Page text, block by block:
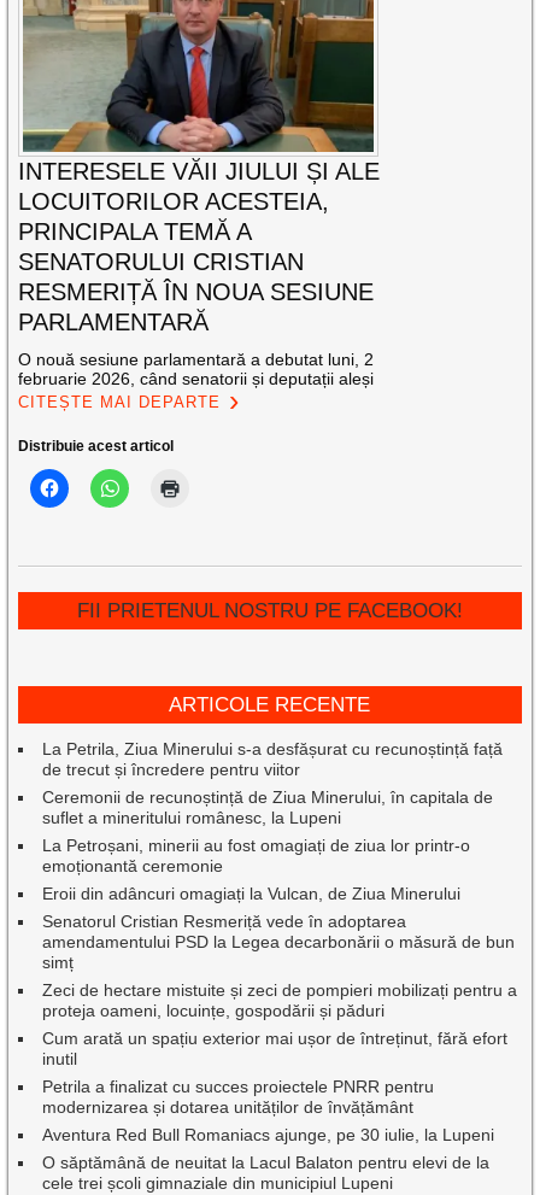
INTERESELE VĂII JIULUI ȘI ALE
LOCUITORILOR ACESTEIA,
PRINCIPALA TEMĂ A
SENATORULUI CRISTIAN
RESMERIȚĂ ÎN NOUA SESIUNE
PARLAMENTARĂ
O nouă sesiune parlamentară a debutat luni, 2
februarie 2026, când senatorii și deputații aleși
CITEȘTE MAI DEPARTE
Distribuie acest articol
FII PRIETENUL NOSTRU PE FACEBOOK!
ARTICOLE RECENTE
La Petrila, Ziua Minerului s-a desfășurat cu recunoștință față
de trecut și încredere pentru viitor
Ceremonii de recunoștință de Ziua Minerului, în capitala de
suflet a mineritului românesc, la Lupeni
La Petroșani, minerii au fost omagiați de ziua lor printr-o
emoționantă ceremonie
Eroii din adâncuri omagiați la Vulcan, de Ziua Minerului
Senatorul Cristian Resmeriță vede în adoptarea
amendamentului PSD la Legea decarbonării o măsură de bun
simț
Zeci de hectare mistuite și zeci de pompieri mobilizați pentru a
proteja oameni, locuințe, gospodării și păduri
Cum arată un spațiu exterior mai ușor de întreținut, fără efort
inutil
Petrila a finalizat cu succes proiectele PNRR pentru
modernizarea și dotarea unităților de învățământ
Aventura Red Bull Romaniacs ajunge, pe 30 iulie, la Lupeni
O săptămână de neuitat la Lacul Balaton pentru elevi de la
cele trei școli gimnaziale din municipiul Lupeni